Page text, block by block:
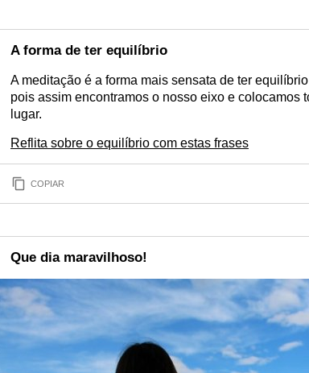
para o decorrer do seu dia. Liberte sua
Leia estas mensagens
A forma de ter equilíbrio
A meditação é a forma mais sensata de ter
pois assim encontramos o nosso eixo e colocamos
lugar.
Reflita sobre o equilíbrio com estas frases
COPIAR
Que dia maravilhoso!